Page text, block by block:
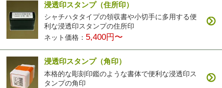
浸透印スタンプ（住所印）
シャチハタタイプの領収書や小切手に多用する便
利な浸透印スタンプの住所印
ネット価格： 5,400円〜
浸透印スタンプ（角印）
本格的な彫刻印鑑のような書体で便利な浸透印ス
タンプの角印